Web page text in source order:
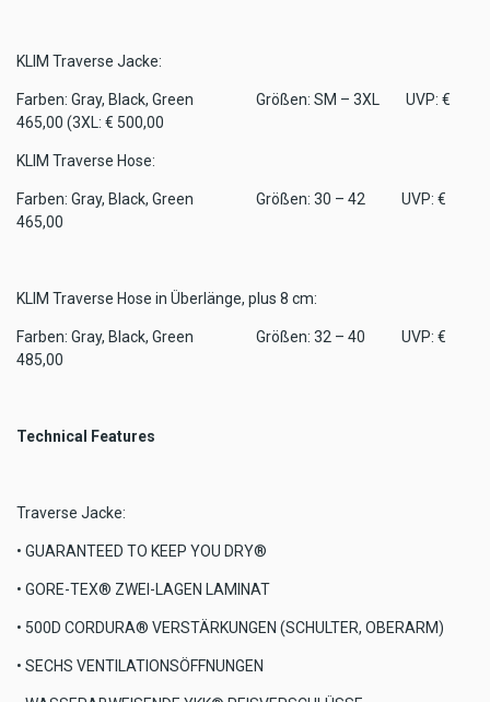
KLIM Traverse Jacke:
Farben: Gray, Black, Green Größen: SM – 3XL UVP: €
465,00 (3XL: € 500,00
KLIM Traverse Hose:
Farben: Gray, Black, Green Größen: 30 – 42 UVP: €
465,00
KLIM Traverse Hose in Überlänge, plus 8 cm:
Farben: Gray, Black, Green Größen: 32 – 40 UVP: €
485,00
Technical Features
Traverse Jacke:
• GUARANTEED TO KEEP YOU DRY®
• GORE-TEX® ZWEI-LAGEN LAMINAT
• 500D CORDURA® VERSTÄRKUNGEN (SCHULTER, OBERARM)
• SECHS VENTILATIONSÖFFNUNGEN